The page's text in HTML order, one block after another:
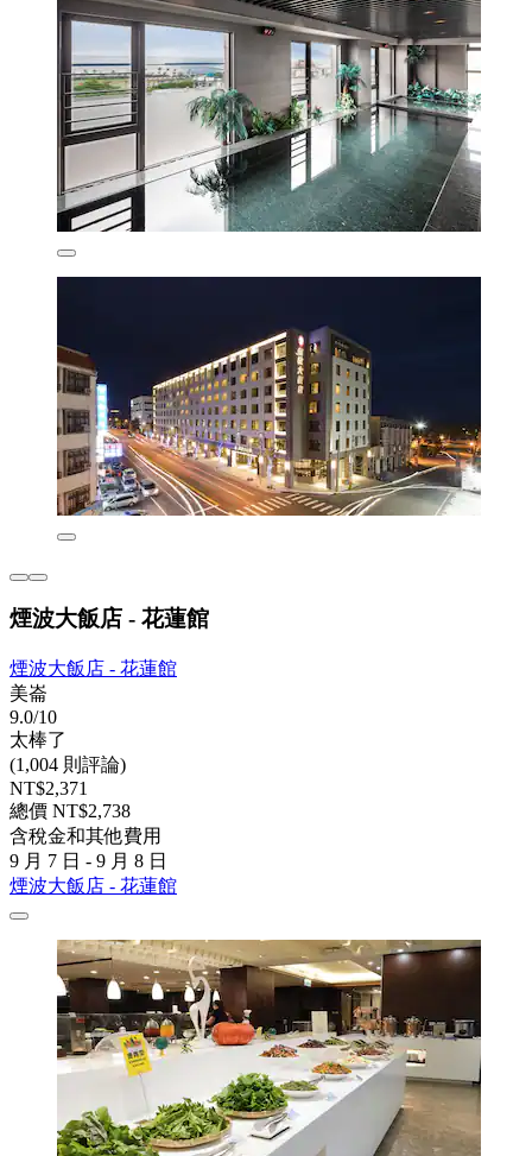
煙波大飯店 - 花蓮館
煙波大飯店 - 花蓮館
美崙
9.0/10
太棒了
(1,004 則評論)
NT$2,371
總價 NT$2,738
含稅金和其他費用
9 月 7 日 - 9 月 8 日
煙波大飯店 - 花蓮館